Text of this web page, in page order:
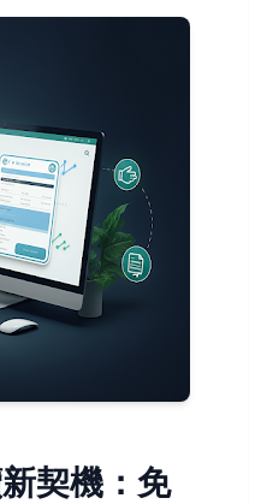
契機：免